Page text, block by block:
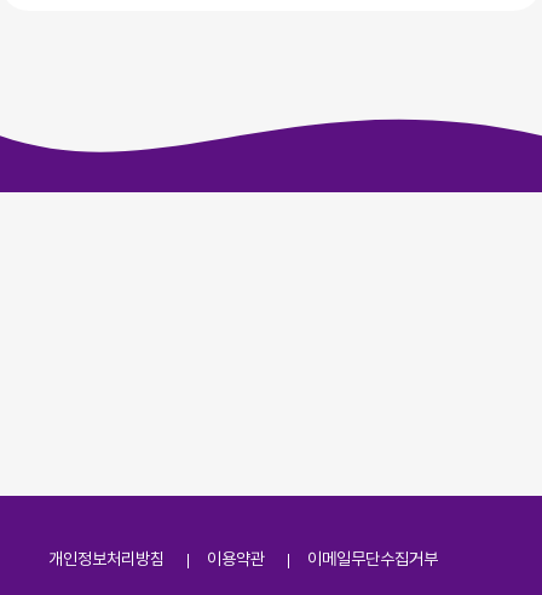
개인정보처리방침 이용약관 이메일무단수집거부